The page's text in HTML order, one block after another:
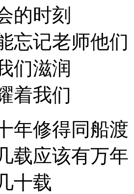
的时刻
忘记老师他们
们滋润
着我们
年修得同船渡
载应该有万年
十载